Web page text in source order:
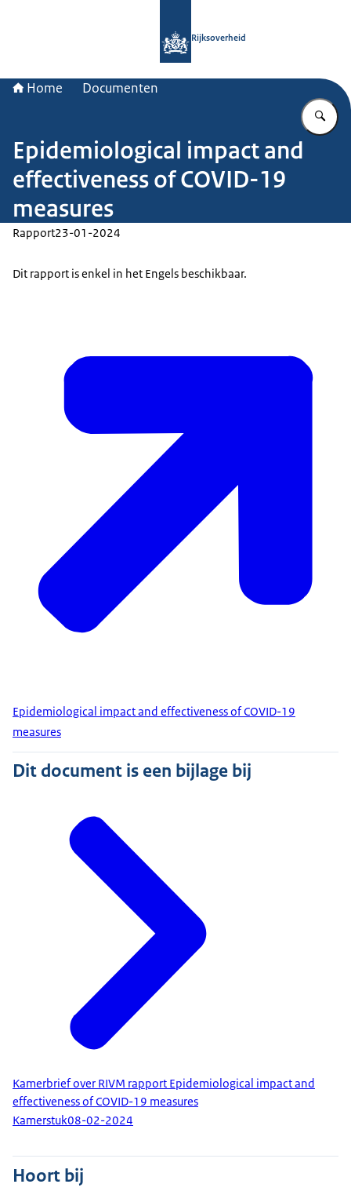
Rijksoverheid
Home Documenten
Epidemiological impact and
effectiveness of COVID-19
measures
Rapport23-01-2024
Dit rapport is enkel in het Engels beschikbaar.
Epidemiological impact and effectiveness of COVID-19
measures
Dit document is een bijlage bij
Kamerbrief over RIVM rapport Epidemiological impact and
effectiveness of COVID-19 measures
Kamerstuk08-02-2024
Hoort bij